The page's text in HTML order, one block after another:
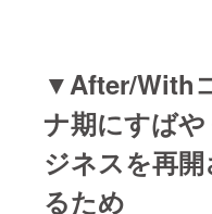
▼After/With
ナ期にすば
ジネスを再
るため